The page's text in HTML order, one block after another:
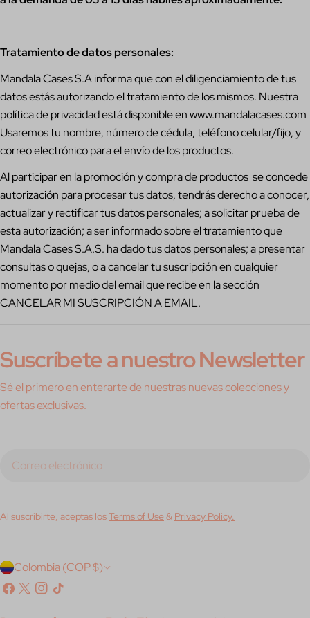
Tratamiento de datos personales:
Mandala Cases S.A informa que con el diligenciamiento de tus
datos estás autorizando el tratamiento de los mismos. Nuestra
política de privacidad está disponible en www.mandalacases.com
Usaremos tu nombre, número de cédula, teléfono celular/fijo, y
correo electrónico para el envío de los productos.
Al participar en la promoción y compra de productos se concede
autorización para procesar tus datos, tendrás derecho a conocer,
actualizar y rectificar tus datos personales; a solicitar prueba de
esta autorización; a ser informado sobre el tratamiento que
Mandala Cases S.A.S. ha dado tus datos personales; a presentar
consultas o quejas, o a cancelar tu suscripción en cualquier
momento por medio del email que recibe en la sección
CANCELAR MI SUSCRIPCIÓN A EMAIL.
Suscríbete a nuestro Newsletter
Sé el primero en enterarte de nuestras nuevas colecciones y
ofertas exclusivas.
Al suscribirte, aceptas losTerms of Use & Privacy Policy.
P
a
Colombia (COP $)
Facebook
X
Instagram
Tik